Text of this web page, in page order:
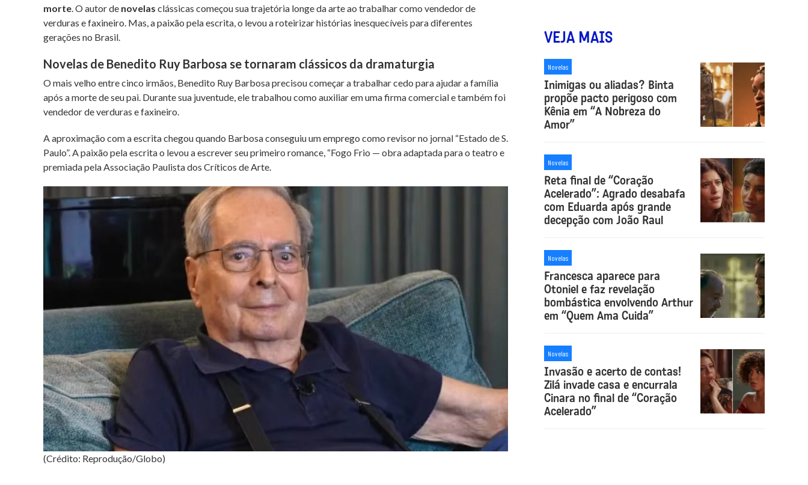
morte . O autor de novelas clássicas começou sua trajetória longe da arte ao trabalhar como vendedor de
verduras e faxineiro. Mas, a paixão pela escrita, o levou a roteirizar histórias inesquecíveis para diferentes
gerações no Brasil.
Novelas de Benedito Ruy Barbosa se tornaram clássicos da dramaturgia
O mais velho entre cinco irmãos, Benedito Ruy Barbosa precisou começar a trabalhar cedo para ajudar a família
após a morte de seu pai. Durante sua juventude, ele trabalhou como auxiliar em uma firma comercial e também foi
vendedor de verduras e faxineiro.
A aproximação com a escrita chegou quando Barbosa conseguiu um emprego como revisor no jornal “Estado de S.
Paulo”. A paixão pela escrita o levou a escrever seu primeiro romance, “Fogo Frio — obra adaptada para o teatro e
premiada pela Associação Paulista dos Críticos de Arte.
(Crédito: Reprodução/Globo)
VEJA MAIS
Novelas
Inimigas ou aliadas? Binta
propõe pacto perigoso com
Kênia em “A Nobreza do
Amor”
Novelas
Reta final de “Coração
Acelerado”: Agrado desabafa
com Eduarda após grande
decepção com João Raul
Novelas
Francesca aparece para
Otoniel e faz revelação
bombástica envolvendo Arthur
em “Quem Ama Cuida”
Novelas
Invasão e acerto de contas!
Zilá invade casa e encurrala
Cinara no final de “Coração
Acelerado”